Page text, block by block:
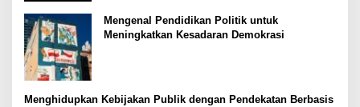
Mengenal Pendidikan Politik untuk
Meningkatkan Kesadaran Demokrasi
Menghidupkan Kebijakan Publik dengan Pendekatan Berbasis